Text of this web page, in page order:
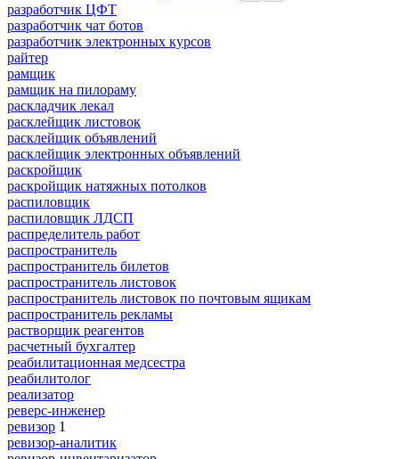
разработчик ЦФТ
разработчик чат ботов
разработчик электронных курсов
райтер
рамщик
рамщик на пилораму
раскладчик лекал
расклейщик листовок
расклейщик объявлений
расклейщик электронных объявлений
раскройщик
раскройщик натяжных потолков
распиловщик
распиловщик ЛДСП
распределитель работ
распространитель
распространитель билетов
распространитель листовок
распространитель листовок по почтовым ящикам
распространитель рекламы
растворщик реагентов
расчетный бухгалтер
реабилитационная медсестра
реабилитолог
реализатор
реверс-инженер
ревизор 1
ревизор-аналитик